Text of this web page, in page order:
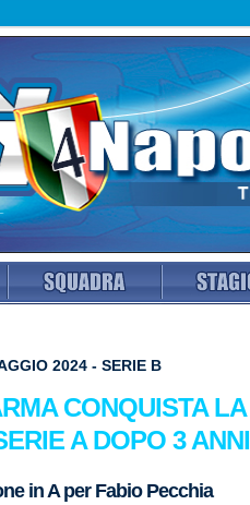
2024 - SERIE B
CONQUISTA LA
A DOPO 3 ANNI
in A per Fabio Pecchia